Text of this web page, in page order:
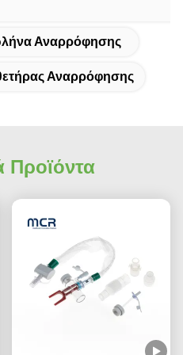
Αναρρόφησης
Αναρρόφησης
Προϊόντα